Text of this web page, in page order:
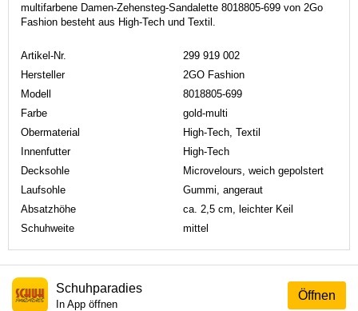
multifarbene Damen-Zehensteg-Sandalette 8018805-699 von 2Go
Fashion besteht aus High-Tech und Textil.
Artikel-Nr.
299 919 002
Hersteller
2GO Fashion
Modell
8018805-699
Farbe
gold-multi
Obermaterial
High-Tech, Textil
Innenfutter
High-Tech
Decksohle
Microvelours, weich gepolstert
Laufsohle
Gummi, angeraut
Absatzhöhe
ca. 2,5 cm, leichter Keil
Schuhweite
mittel
Öffnen
Schuhparadies
In App öffnen